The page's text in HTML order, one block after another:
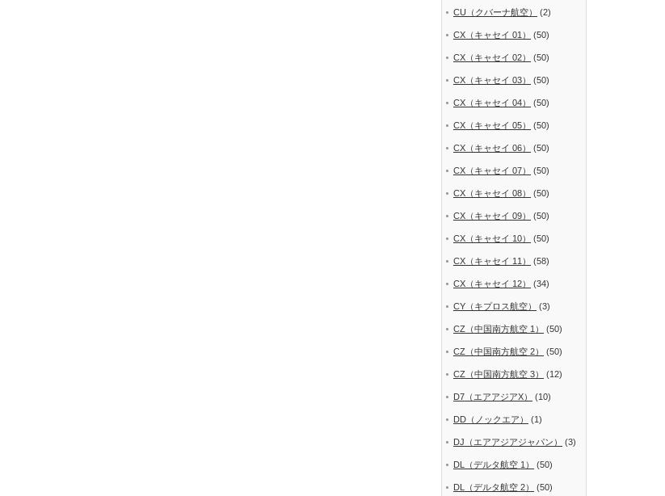
CU（クバーナ航空） (2)
CX（キャセイ 01） (50)
CX（キャセイ 02） (50)
CX（キャセイ 03） (50)
CX（キャセイ 04） (50)
CX（キャセイ 05） (50)
CX（キャセイ 06） (50)
CX（キャセイ 07） (50)
CX（キャセイ 08） (50)
CX（キャセイ 09） (50)
CX（キャセイ 10） (50)
CX（キャセイ 11） (58)
CX（キャセイ 12） (34)
CY（キプロス航空） (3)
CZ（中国南方航空 1） (50)
CZ（中国南方航空 2） (50)
CZ（中国南方航空 3） (12)
D7（エアアジアX） (10)
DD（ノックエア） (1)
DJ（エアアジアジャパン） (3)
DL（デルタ航空 1） (50)
DL（デルタ航空 2） (50)